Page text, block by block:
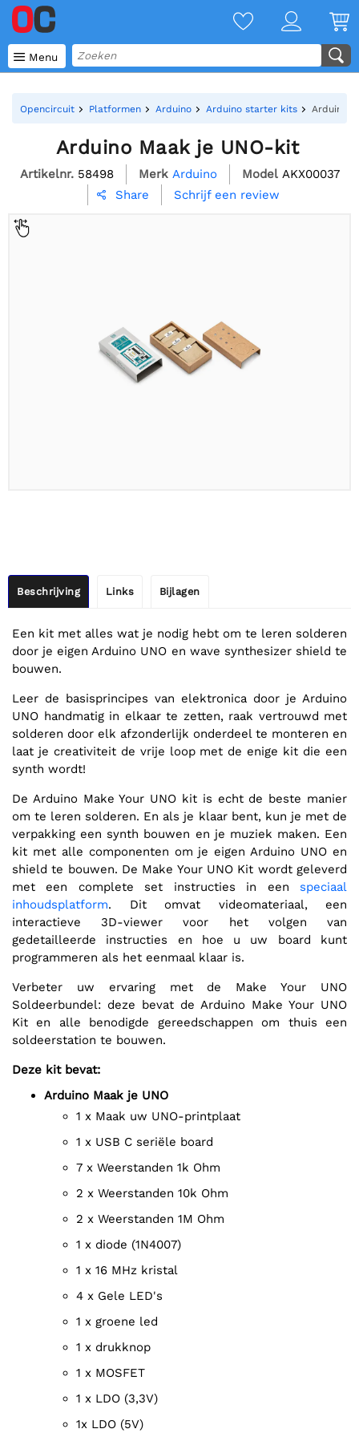
 Menu
Opencircuit Platformen Arduino Arduino starter kits Arduino
Arduino Maak je UNO-kit
Artikelnr. 58498 Merk Arduino Model AKX00037
 Share Schrijf een review
Beschrijving Links Bijlagen
Een kit met alles wat je nodig hebt om te leren solderen
door je eigen Arduino UNO en wave synthesizer shield te
bouwen.
Leer de basisprincipes van elektronica door je Arduino
UNO handmatig in elkaar te zetten, raak vertrouwd met
solderen door elk afzonderlijk onderdeel te monteren en
laat je creativiteit de vrije loop met de enige kit die een
synth wordt!
De Arduino Make Your UNO kit is echt de beste manier
om te leren solderen. En als je klaar bent, kun je met de
verpakking een synth bouwen en je muziek maken. Een
kit met alle componenten om je eigen Arduino UNO en
shield te bouwen. De Make Your UNO Kit wordt geleverd
met een complete set instructies in een speciaal
inhoudsplatform. Dit omvat videomateriaal, een
interactieve 3D-viewer voor het volgen van
gedetailleerde instructies en hoe u uw board kunt
programmeren als het eenmaal klaar is.
Verbeter uw ervaring met de Make Your UNO
Soldeerbundel: deze bevat de Arduino Make Your UNO
Kit en alle benodigde gereedschappen om thuis een
soldeerstation te bouwen.
Deze kit bevat:
Arduino Maak je UNO
1 x Maak uw UNO-printplaat
1 x USB C seriële board
7 x Weerstanden 1k Ohm
2 x Weerstanden 10k Ohm
2 x Weerstanden 1M Ohm
1 x diode (1N4007)
1 x 16 MHz kristal
4 x Gele LED's
1 x groene led
1 x drukknop
1 x MOSFET
1 x LDO (3,3V)
1x LDO (5V)